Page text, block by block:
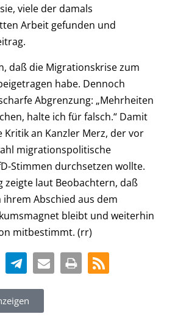
viele der damals
Arbeit gefunden und
daß die Migrationskrise zum
habe. Dennoch
Abgrenzung: „Mehrheiten
halte ich für falsch.“ Damit
Kritik an Kanzler Merz, der vor
migrationspolitische
Stimmen durchsetzen wollte.
zeigte laut Beobachtern, daß
ihrem Abschied aus dem
bleibt und weiterhin
mitbestimmt. (rr)